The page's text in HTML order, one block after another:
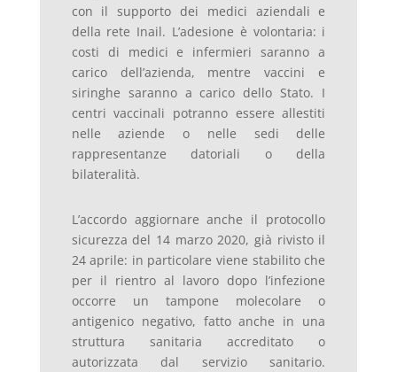
con il supporto dei medici aziendali e
della rete Inail. L’adesione è volontaria: i
costi di medici e infermieri saranno a
carico dell’azienda, mentre vaccini e
siringhe saranno a carico dello Stato. I
centri vaccinali potranno essere allestiti
nelle aziende o nelle sedi delle
rappresentanze datoriali o della
bilateralità.
L’accordo aggiornare anche il protocollo
sicurezza del 14 marzo 2020, già rivisto il
24 aprile: in particolare viene stabilito che
per il rientro al lavoro dopo l’infezione
occorre un tampone molecolare o
antigenico negativo, fatto anche in una
struttura sanitaria accreditato o
autorizzata dal servizio sanitario.